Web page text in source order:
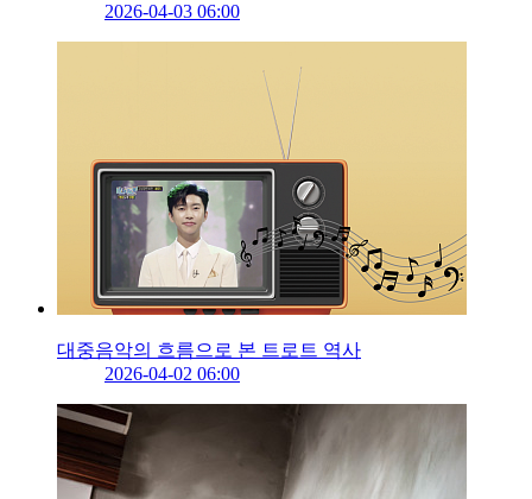
2026-04-03 06:00
대중음악의 흐름으로 본 트로트 역사
2026-04-02 06:00